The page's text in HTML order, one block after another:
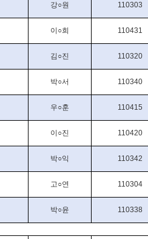
강○원 110303
이 ○희 110431
김 ○진 110320
박○서 110340
우○훈 110415
이 ○진 110420
박○익 110342
고○연 110304
박○윤 110338